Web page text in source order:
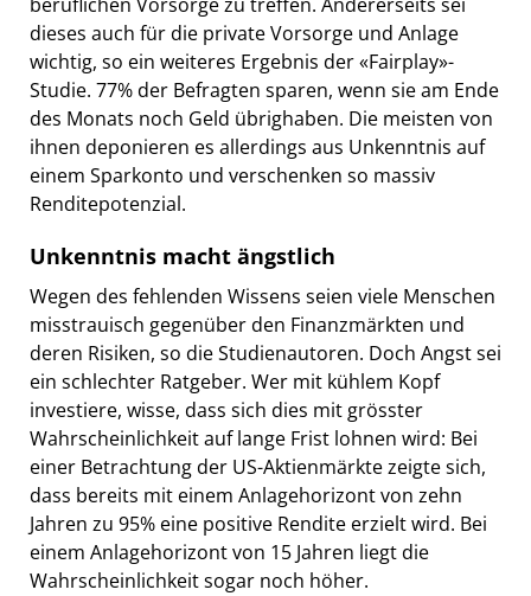
dieses auch für die private Vorsorge und Anlage
wichtig, so ein weiteres Ergebnis der «Fairplay»-
Studie. 77% der Befragten sparen, wenn sie am Ende
des Monats noch Geld übrighaben. Die meisten von
ihnen deponieren es allerdings aus Unkenntnis auf
einem Sparkonto und verschenken so massiv
Renditepotenzial.
Unkenntnis macht ängstlich
Wegen des fehlenden Wissens seien viele Menschen
misstrauisch gegenüber den Finanzmärkten und
deren Risiken, so die Studienautoren. Doch Angst sei
ein schlechter Ratgeber. Wer mit kühlem Kopf
investiere, wisse, dass sich dies mit grösster
Wahrscheinlichkeit auf lange Frist lohnen wird: Bei
einer Betrachtung der US-Aktienmärkte zeigte sich,
dass bereits mit einem Anlagehorizont von zehn
Jahren zu 95% eine positive Rendite erzielt wird. Bei
einem Anlagehorizont von 15 Jahren liegt die
Wahrscheinlichkeit sogar noch höher.